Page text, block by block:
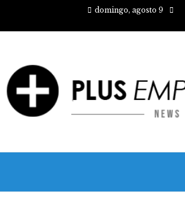
domingo, agosto 9